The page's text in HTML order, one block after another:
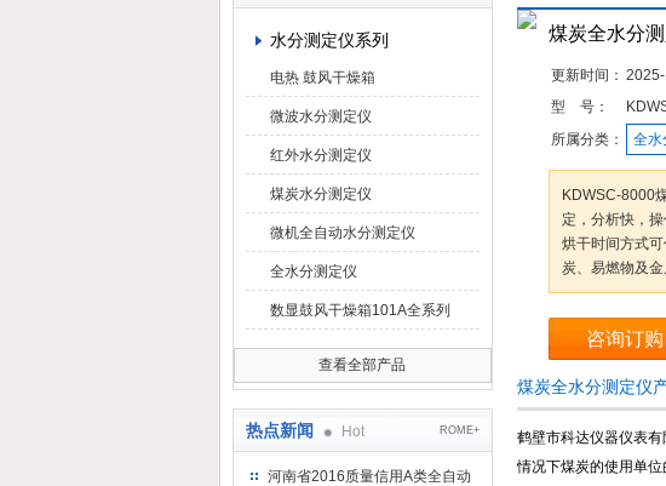
水分测定仪系列
电热 鼓风干燥箱
微波水分测定仪
红外水分测定仪
煤炭水分测定仪
微机全自动水分测定仪
全水分测定仪
数显鼓风干燥箱101A全系列
查看全部产品
热点新闻 Hot ROME+
河南省2016质量信用A类全自动
煤炭全水分
更新时间：
型 号：
所属分类：
全水
KDWSC-8000
定，分析快，
烘干时间方式
炭、易燃物及
咨询订购
煤炭全水分测定仪
鹤壁市科达仪器仪表
情况下煤炭的使用单